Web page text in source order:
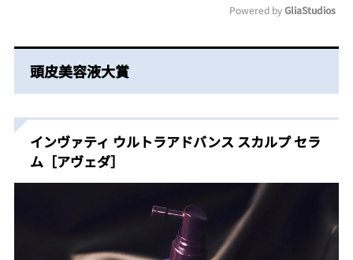
Powered by GliaStudios
頭皮美容液大賞
インヴァティ ウルトラアドバンス スカルプ セラ
ム［アヴェダ］